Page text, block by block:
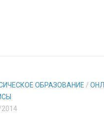
ОБРАЗОВАНИЕ /